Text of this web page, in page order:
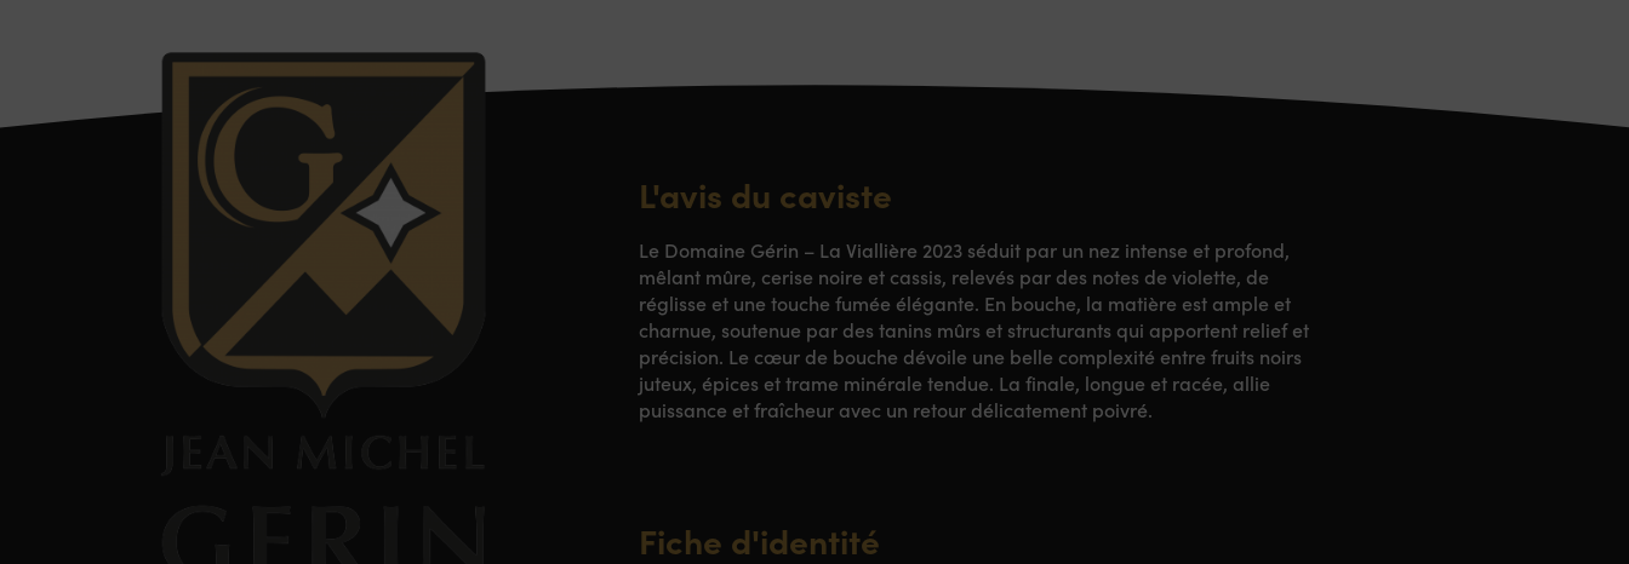
L'avis du caviste
Le Domaine Gérin – La Viallière 2023 séduit par un nez intense et profond,
mêlant mûre, cerise noire et cassis, relevés par des notes de violette, de
réglisse et une touche fumée élégante. En bouche, la matière est ample et
charnue, soutenue par des tanins mûrs et structurants qui apportent relief et
précision. Le cœur de bouche dévoile une belle complexité entre fruits noirs
juteux, épices et trame minérale tendue. La finale, longue et racée, allie
puissance et fraîcheur avec un retour délicatement poivré.
Fiche d'identité